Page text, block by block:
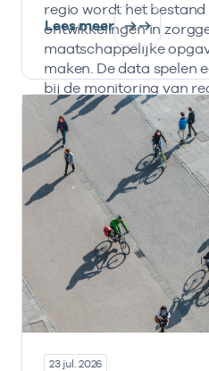
regio wordt het
ontwikkelingen in
maatschappelijke
maken. De data spelen
bij de monitoring van
transformatieopgaven
AZWA-middelen.
Lees meer
23 jul. 2026